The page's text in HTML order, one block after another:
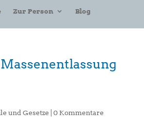
Zur Person Blog
und Gesetze |0 Kommentare